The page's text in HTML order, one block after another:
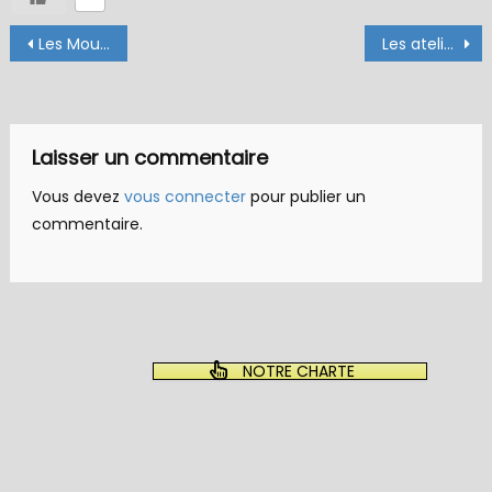
Navigation
de
Les Mouches Élastiques Les ateliers ont une âme !
Laisser un commentaire
Vous devez vous connecterpour publier un
commentaire.
NOTRE CHARTE